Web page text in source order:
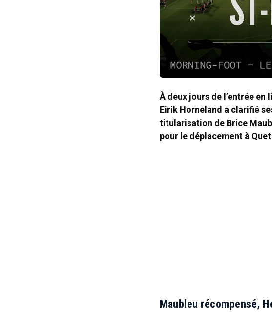
À deux jours de l’entrée en
Eirik Horneland a clarifié
titularisation de Brice
pour le déplacement à
Maubleu récompensé,